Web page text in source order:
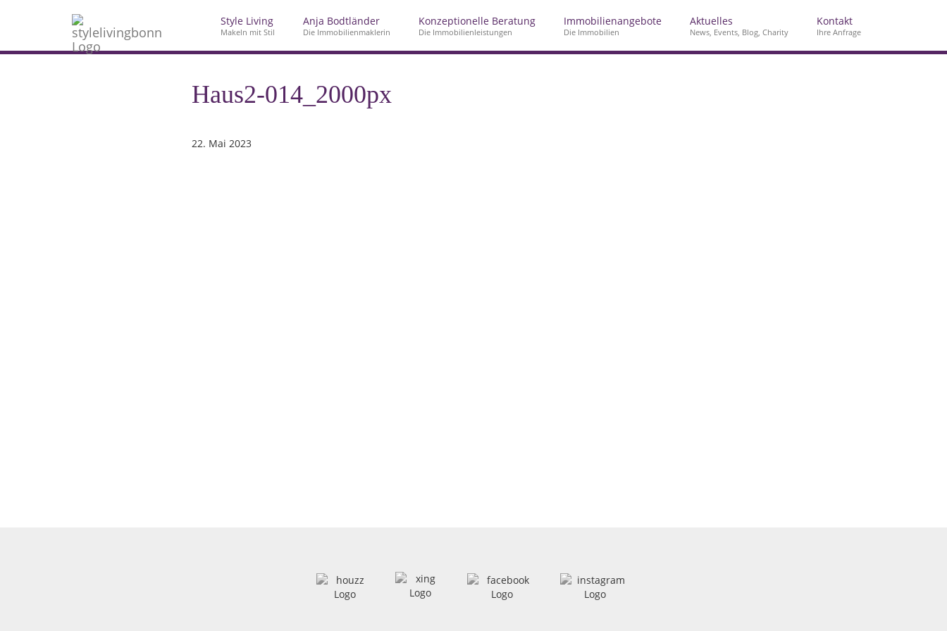
Style Living
Makeln mit Stil
Anja Bodtländer
Die Immobilienmaklerin
Konzeptionelle Beratung
Die Immobilienleistungen
Immobilienangebote
Die Immobilien
Aktuelles
News, Events, Blog, Charity
Kontakt
Ihre Anfrage
Haus2-014_2000px
22. Mai 2023